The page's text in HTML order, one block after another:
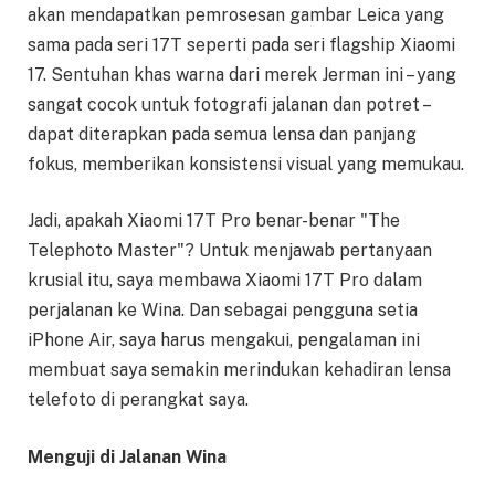
akan mendapatkan pemrosesan gambar Leica yang
sama pada seri 17T seperti pada seri flagship Xiaomi
17. Sentuhan khas warna dari merek Jerman ini – yang
sangat cocok untuk fotografi jalanan dan potret –
dapat diterapkan pada semua lensa dan panjang
fokus, memberikan konsistensi visual yang memukau.
Jadi, apakah Xiaomi 17T Pro benar-benar "The
Telephoto Master"? Untuk menjawab pertanyaan
krusial itu, saya membawa Xiaomi 17T Pro dalam
perjalanan ke Wina. Dan sebagai pengguna setia
iPhone Air, saya harus mengakui, pengalaman ini
membuat saya semakin merindukan kehadiran lensa
telefoto di perangkat saya.
Menguji di Jalanan Wina